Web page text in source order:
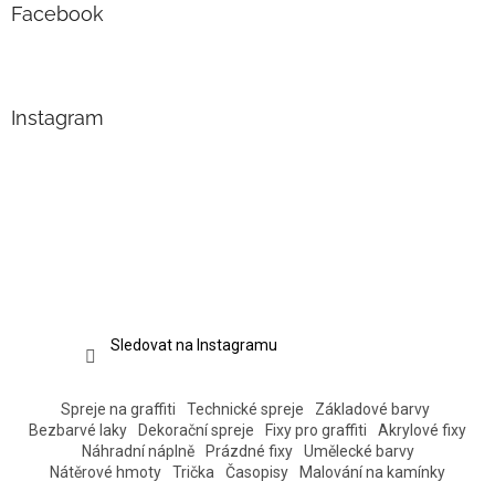
Facebook
Instagram
Sledovat na Instagramu
Spreje na graffiti Technické spreje
Základové barvy
Bezbarvé laky
Dekorační spreje Fixy pro graffiti
Akrylové fixy
Náhradní náplně
Prázdné fixy
Umělecké barvy
Nátěrové hmoty
Trička Časopisy Malování na kamínky